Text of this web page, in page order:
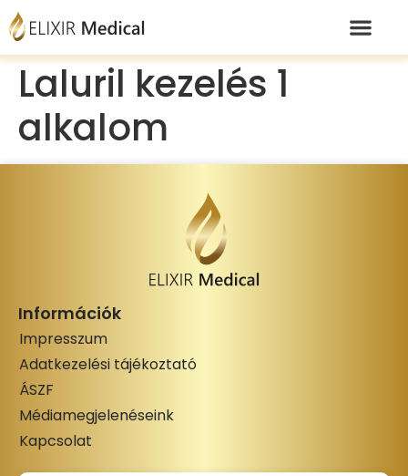
Laluril kezelés 1
alkalom
Információk
Impresszum
Adatkezelési tájékoztató
ÁSZF
Médiamegjelenéseink
Kapcsolat